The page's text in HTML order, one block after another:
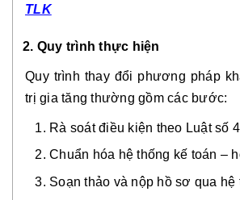
TLK
2. Quy trình thực hiện
Quy trình thay đổi phương pháp
trị gia tăng thường gồm các bước:
Rà soát điều kiện theo Luật số
Chuẩn hóa hệ thống kế toán –
Soạn thảo và nộp hồ sơ qua hệ